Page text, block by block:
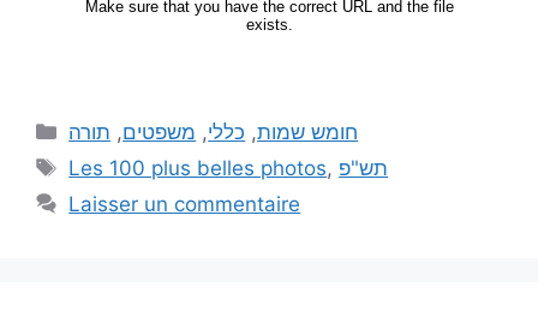
חומש שמות, כללי, משפטים, תורה
Les 100 plus belles photos, תש"פ
Laisser un commentaire